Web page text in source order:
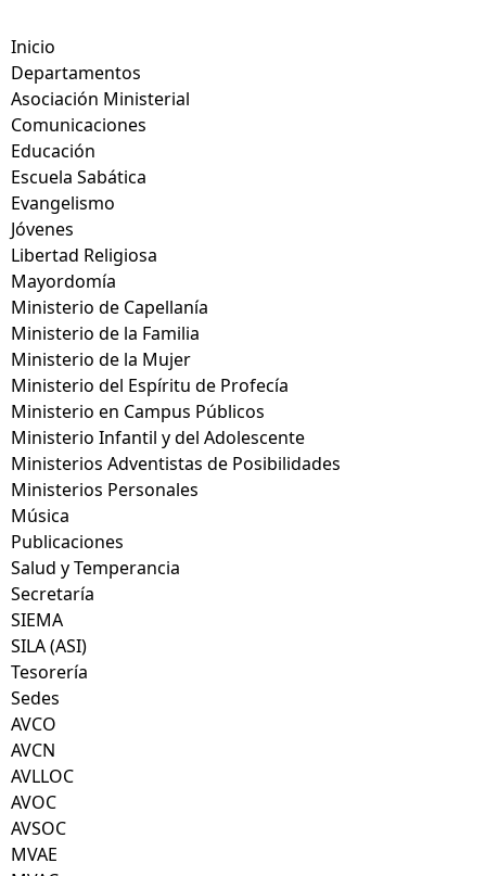
Inicio
Departamentos
Asociación Ministerial
Comunicaciones
Educación
Escuela Sabática
Evangelismo
Jóvenes
Libertad Religiosa
Mayordomía
Ministerio de Capellanía
Ministerio de la Familia
Ministerio de la Mujer
Ministerio del Espíritu de Profecía
Ministerio en Campus Públicos
Ministerio Infantil y del Adolescente
Ministerios Adventistas de Posibilidades
Ministerios Personales
Música
Publicaciones
Salud y Temperancia
Secretaría
SIEMA
SILA (ASI)
Tesorería
Sedes
AVCO
AVCN
AVLLOC
AVOC
AVSOC
MVAE